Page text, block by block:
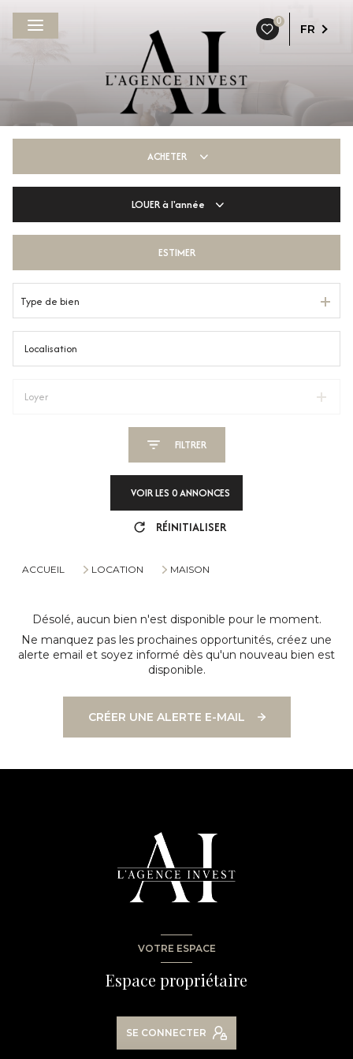
0
FR
ACHETER
De l'immo pro
LOUERà l'année
De l'immo pro
ESTIMER
Type de bien
Loyer
FILTRER
VOIR LES 0ANNONCES
RÉINITIALISER
ACCUEIL LOCATION MAISON
Désolé, aucun bien n'est disponible pour le moment.
Ne manquez pas les prochaines opportunités, créez une
alerte email et soyez informé dès qu'un nouveau bien est
disponible.
CRÉER UNE ALERTE E-MAIL
VOTRE ESPACE
Espace propriétaire
SE CONNECTER